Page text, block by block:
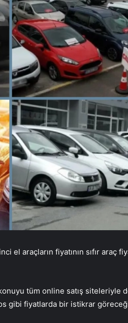
el araçların fiyatının sıfır araç
tüm online satış siteleriyle
gibi fiyatlarda bir istikrar